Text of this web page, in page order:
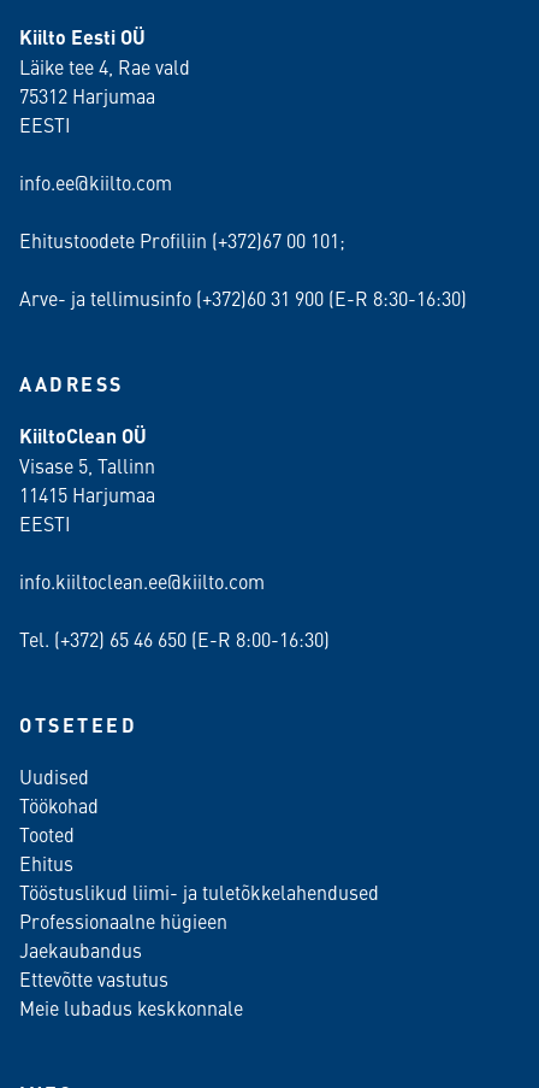
Kiilto Eesti OÜ
Läike tee 4, Rae vald
75312 Harjumaa
EESTI
info.ee@kiilto.com
Ehitustoodete Profiliin (+372)67 00 101;
Arve- ja tellimusinfo (+372)60 31 900 (E-R 8:30-16:30)
AADRESS
KiiltoClean OÜ
Visase 5, Tallinn
11415 Harjumaa
EESTI
info.kiiltoclean.ee@kiilto.com
Tel. (+372) 65 46 650 (E-R 8:00-16:30)
OTSETEED
Uudised
Töökohad
Tooted
Ehitus
Tööstuslikud liimi- ja tuletõkkelahendused
Professionaalne hügieen
Jaekaubandus
Ettevõtte vastutus
Meie lubadus keskkonnale